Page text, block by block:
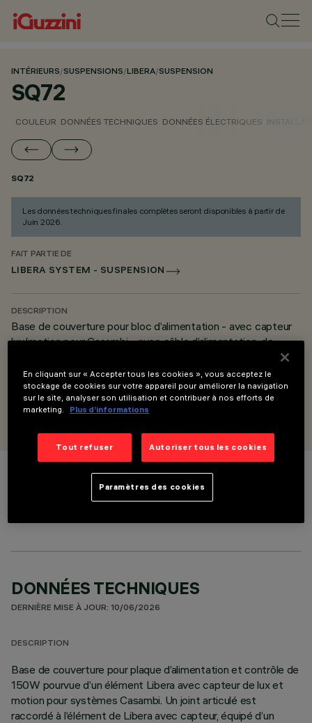
INTÉRIEURS/SUSPENSIONS/LIBERA/SUSPENSION
SQ72
COULEUR DONNÉES TECHNIQUES DONNÉES ÉLECTRIQUES
SQ72
Les données techniques finales complètes seront disponibles à partir de
Juin 2026.
FAIT PARTIE DE
LIBERA SYSTEM - SUSPENSION
DESCRIPTION
Base de couverture pour bloc d’alimentation - avec capteur
lux/motion pour Casambi - avec câble d’alimentation, de
Casambi sensor
CONÇU PAR
Artec Studio
DONNÉES TECHNIQUES
DERNIÈRE MISE À JOUR: 10/06/2026
DESCRIPTION
Base de couverture pour plaque d’alimentation et contrôle de
150W pourvue d’un élément Libera avec capteur de lux et
motion pour systèmes Casambi. Un joint articulé est
raccordé à l’élément de Libera avec capteur, équipé d’un
En cliquant sur « Accepter tous les cookies », vous acceptez le
stockage de cookies sur votre appareil pour améliorer la navigation
sur le site, analyser son utilisation et contribuer à nos efforts de
marketing.
Plus d’informations
Tout refuser Autoriser tous les cookies
Paramètres des cookies